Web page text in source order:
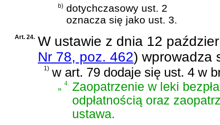
b) dotychczasowy ust. 2
oznacza się jako ust. 3.
Art. 24. W ustawie z dnia 12
Nr 78, poz. 462) wprowadza
1) w art. 79 dodaje się ust. 4 w
4.
Zaopatrzenie w leki
odpłatnością oraz
ustawa.